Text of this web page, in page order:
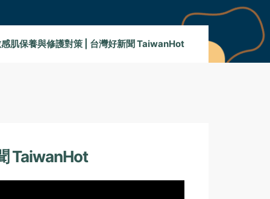
肌保養與修護對策 | 台灣好新聞 TaiwanHot
TaiwanHot